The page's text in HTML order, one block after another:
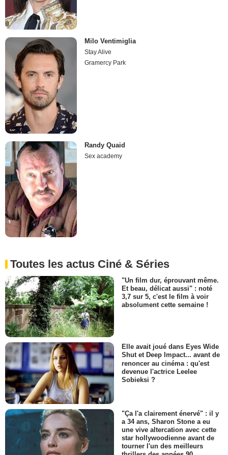
Milo Ventimiglia
Stay Alive
Gramercy Park
Randy Quaid
Sex academy
Toutes les actus Ciné & Séries
"Un film dur, éprouvant même.
Et beau, délicat aussi" : noté
3,7 sur 5, c'est le film à voir
absolument cette semaine !
Elle avait joué dans Eyes Wide
Shut et Deep Impact... avant de
renoncer au cinéma : qu'est
devenue l'actrice Leelee
Sobieksi ?
"Ça l'a clairement énervé" : il y
a 34 ans, Sharon Stone a eu
une vive altercation avec cette
star hollywoodienne avant de
tourner l'un des meilleurs